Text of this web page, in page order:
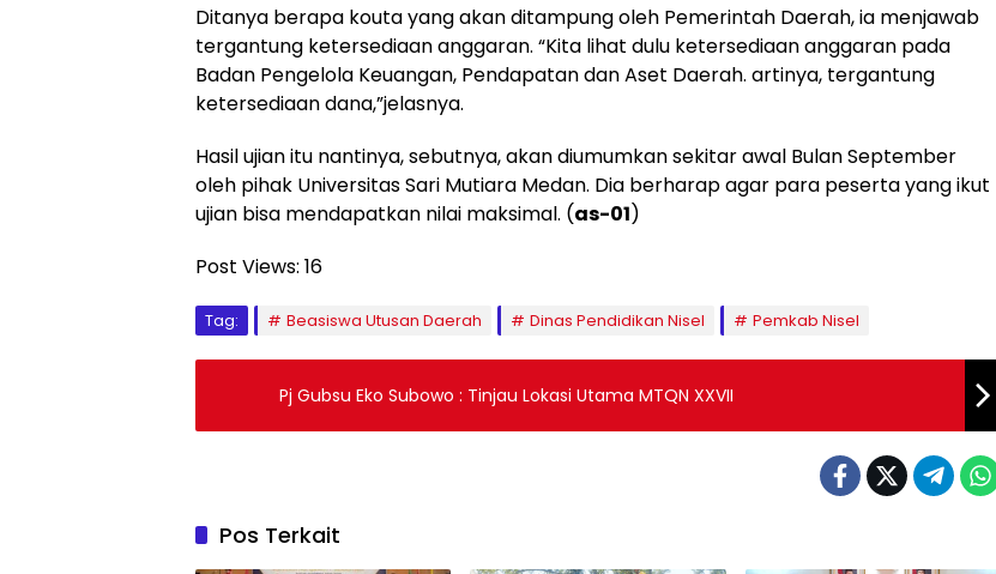
Ditanya berapa kouta yang akan ditampung oleh Pemerintah Daerah, ia menjawab
tergantung ketersediaan anggaran. “Kita lihat dulu ketersediaan anggaran pada
Badan Pengelola Keuangan, Pendapatan dan Aset Daerah. artinya, tergantung
ketersediaan dana,”jelasnya.
Hasil ujian itu nantinya, sebutnya, akan diumumkan sekitar awal Bulan September
oleh pihak Universitas Sari Mutiara Medan. Dia berharap agar para peserta yang ikut
ujian bisa mendapatkan nilai maksimal. (as-01)
Post Views: 16
Tag: Beasiswa Utusan Daerah Dinas Pendidikan Nisel Pemkab Nisel
Pj Gubsu Eko Subowo : Tinjau Lokasi Utama MTQN XXVII
Pos Terkait